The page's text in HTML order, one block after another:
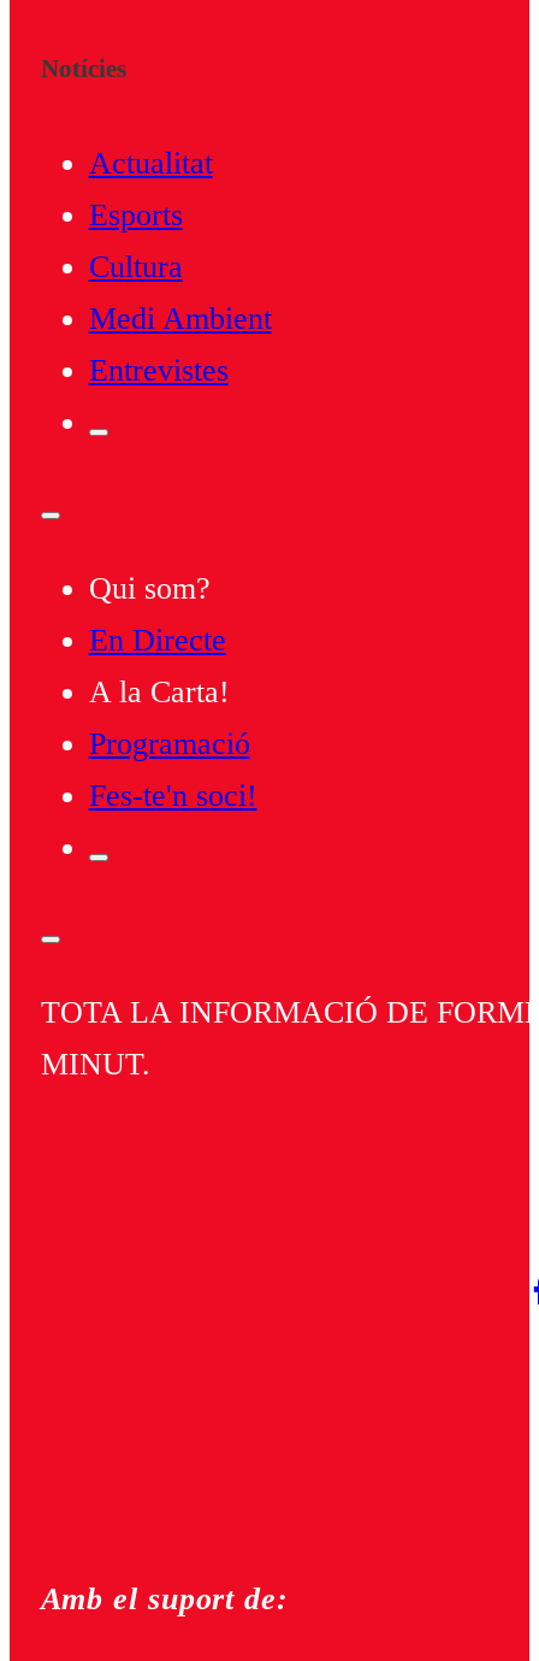
Notícies
Actualitat
Esports
Cultura
Medi Ambient
Entrevistes
Qui som?
En Directe
A la Carta!
Programació
Fes-te'n soci!
TOTA LA INFORMACIÓ DE
MINUT.
Amb el suport de: